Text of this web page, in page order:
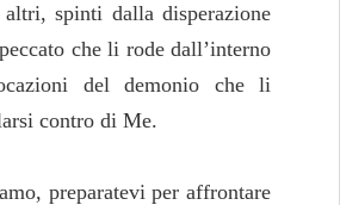
spinti dalla disperazione
che li rode dall’interno
del demonio che li
contro di Me.
preparatevi per affrontare